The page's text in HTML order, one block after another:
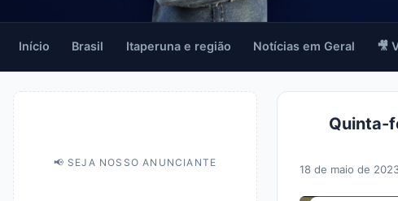
Início Brasil Itaperuna e região Notícias em Geral 🎥
📢 SEJA NOSSO ANUNCIANTE
Quinta-
18 de maio de